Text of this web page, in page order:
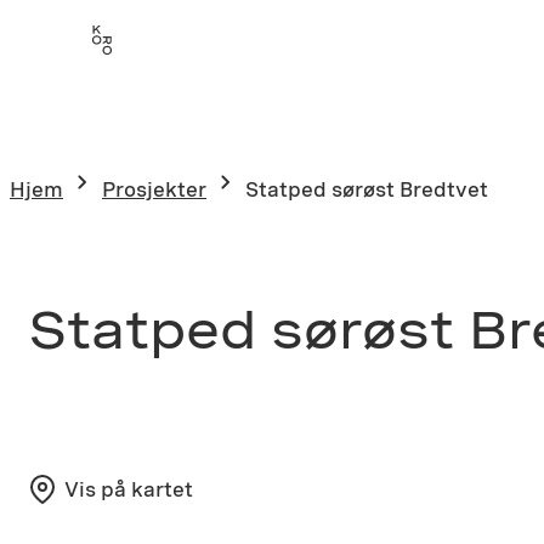
Hjem Prosjekter Statped sørøst Bredtvet
Statped sørøst
Vis på kartet